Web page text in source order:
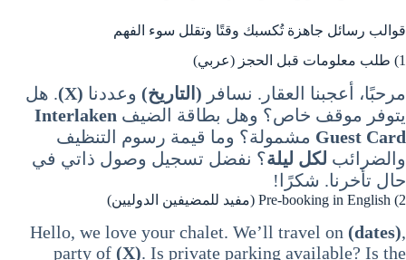
قوالب رسائل جاهزة تُكسبك وقتًا وتقلل سوء الفهم
1) طلب معلومات قبل الحجز (عربي)
مرحبًا، أعجبنا العقار. نسافر (التاريخ) وعددنا (X)
. هل
يتوفر موقف خاص؟ وهل بطاقة الضيف Interlaken
Guest Card مشمولة؟ وما قيمة رسوم التنظيف
والضرائب لكل ليلة؟ نفضل تسجيل وصول ذاتي في
حال تأخرنا. شكرًا!
2) Pre-booking in English (مفيد للمضيفين الدوليين)
Hello, we love your chalet. We’ll travel on (dates),
party of (X). Is private parking available? Is the